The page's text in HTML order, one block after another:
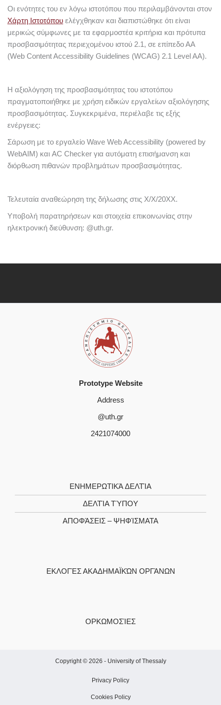
Οι ενότητες του εν λόγω ιστοτόπου που περιλαμβάνονται στον
Χάρτη Ιστοτόπου ελέγχθηκαν και διαπιστώθηκε ότι είναι
μερικώς σύμφωνες με τα εφαρμοστέα κριτήρια και πρότυπα
προσβασιμότητας περιεχομένου ιστού 2.1, σε επίπεδο ΑΑ
(Web Content Accessibility Guidelines (WCAG) 2.1 Level AA).
Η αξιολόγηση της προσβασιμότητας του ιστοτόπου
πραγματοποιήθηκε με χρήση ειδικών εργαλείων αξιολόγησης
προσβασιμότητας. Συγκεκριμένα, περιέλαβε τις εξής
ενέργειες:
Σάρωση με το εργαλείο Wave Web Accessibility (powered by
WebAIM) και AC Checker για αυτόματη επισήμανση και
διόρθωση πιθανών προβλημάτων προσβασιμότητας.
Τελευταία αναθεώρηση της δήλωσης στις X/X/20XX.
Υποβολή παρατηρήσεων και στοιχεία επικοινωνίας στην
ηλεκτρονική διεύθυνση: @uth.gr.
Prototype Website
Address
@uth.gr
2421074000
ΕΝΗΜΕΡΩΤΙΚΆ ΔΕΛΤΊΑ
ΔΕΛΤΊΑ ΤΎΠΟΥ
ΑΠΟΦΆΣΕΙΣ – ΨΗΦΊΣΜΑΤΑ
ΕΚΛΟΓΈΣ ΑΚΑΔΗΜΑΪΚΏΝ ΟΡΓΆΝΩΝ
ΟΡΚΩΜΟΣΊΕΣ
Copyright © 2026 - University of Thessaly
Privacy Policy
Cookies Policy